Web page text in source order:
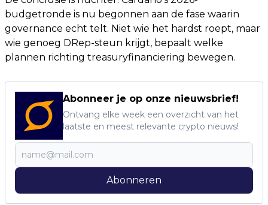
budgetronde is nu begonnen aan de fase waarin
governance echt telt. Niet wie het hardst roept, maar
wie genoeg DRep-steun krijgt, bepaalt welke
plannen richting treasuryfinanciering bewegen.
Abonneer je op onze nieuwsbrief!
Ontvang elke week een overzicht van het
laatste en meest relevante crypto nieuws!
Abonneren